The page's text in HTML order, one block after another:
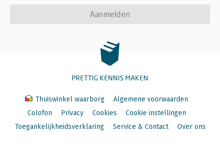
Aanmelden
PRETTIG KENNIS MAKEN
Thuiswinkel waarborg
Algemene voorwaarden
Colofon
Privacy Cookies
Cookie instellingen
Toegankelijkheidsverklaring
Service & Contact Over ons